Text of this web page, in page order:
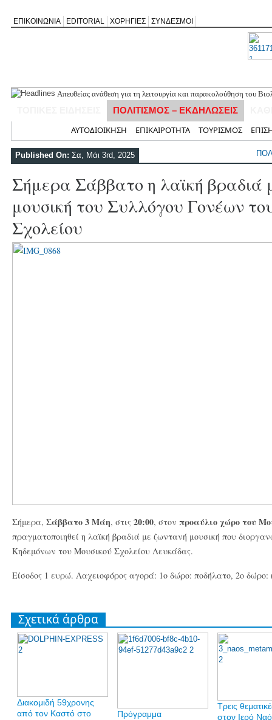
ΕΠΙΚΟΙΝΩΝΙΑ EDITORIAL ΧΟΡΗΓΙΕΣ ΣΥΝΔΕΣΜΟΙ
Απευθείας ανάθεση για τη λειτουργία και παρακολούθηση του
δικτύου Αγίου Νικήτα
Ναυάγιο του Β΄ Παγκοσμίου Πολέμου εντοπίστηκε ανοιχτά της
Διακομιδή 59χρονης από τον Καστό στο Μύτικα με μέριμνα του
Το Δημοτικό Συμβούλιο ενέκρινε και δεύτερη προτομή του
ΠΟΛΙΤΙΣΜΟΣ – ΕΚΔΗΛΩΣΕΙΣ
ΑΥΤΟΔΙΟΙΚΗΣΗ ΕΠΙΚΑΙΡΟΤΗΤΑ ΤΟΥΡΙΣΜΟΣ
Published On: Σα, Μάι 3rd, 2025
Σήμερα Σάββατο η λαϊκή βραδιά
μουσική του Συλλόγου Γονέων
Σχολείου
Σήμερα, Σάββατο 3 Μάη, στις 20:00, στον προαύλιο χώρο του
πραγματοποιηθεί η λαϊκή βραδιά με ζωντανή μουσική που
Κηδεμόνων του Μουσικού Σχολείου Λευκάδας.
Είσοδος 1 ευρώ. Λαχειοφόρος αγορά: 1ο δώρο: ποδήλατο, 2ο δώρο:
Σχετικά άρθρα
Διακομιδή 59χρονης
από τον Καστό στο
Πρόγραμμα
Τρεις
στον Ιερό Ναό